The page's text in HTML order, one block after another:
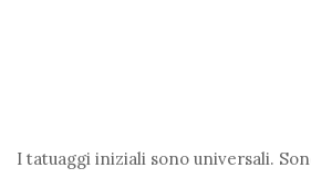
I tatuaggi iniziali sono universali.